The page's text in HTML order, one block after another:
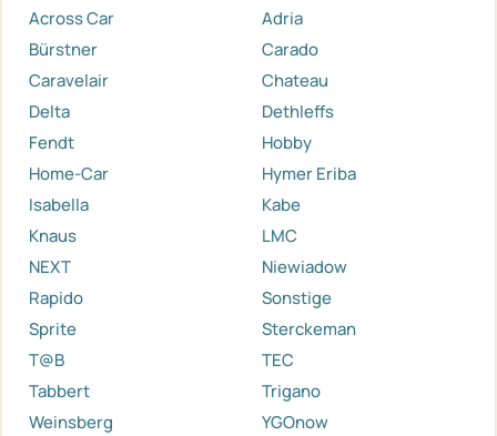
Across Car
Adria
Bürstner
Carado
Caravelair
Chateau
Delta
Dethleffs
Fendt
Hobby
Home-Car
Hymer Eriba
Isabella
Kabe
Knaus
LMC
NEXT
Niewiadow
Rapido
Sonstige
Sprite
Sterckeman
T@B
TEC
Tabbert
Trigano
Weinsberg
YGOnow